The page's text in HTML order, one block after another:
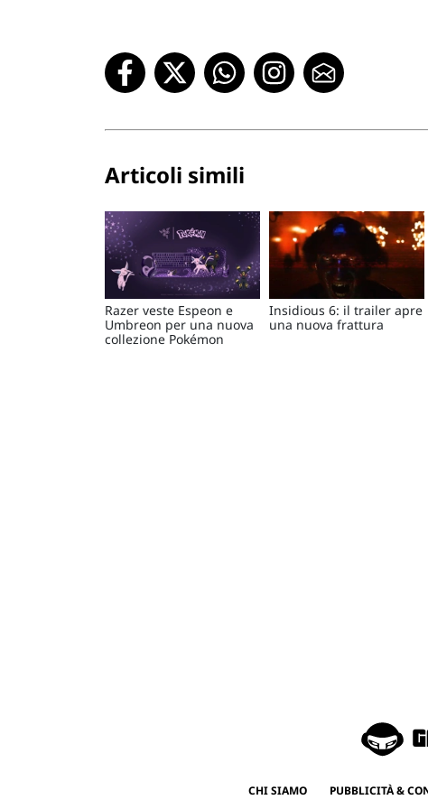
Articoli simili
Razer veste Espeon e
Umbreon per una nuova
collezione Pokémon
Insidious 6: il trailer apre
una nuova frattura
CHI SIAMO PUBBLICITÀ &